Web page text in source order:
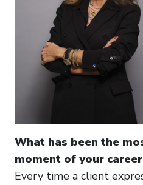
What has been the
moment of your
Every time a client